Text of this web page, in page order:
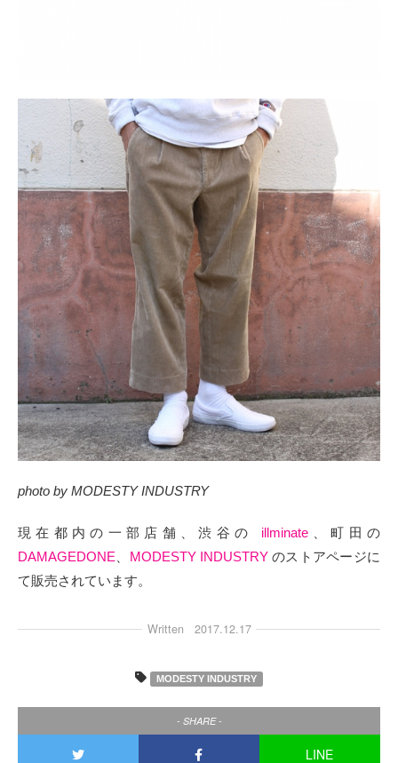
photo by MODESTY INDUSTRY
現在都内の一部店舗、渋谷の illminate、町田の
DAMAGEDONE
MODESTY INDUSTRYのストアページに
て販売されています。
Written 2017.12.17
MODESTY INDUSTRY
- SHARE -
LINE